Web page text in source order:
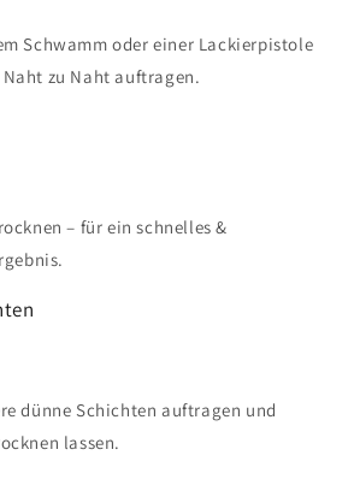
Schwamm oder einer Lackierpistole
zu Naht auftragen.
– für ein schnelles &
dünne Schichten auftragen und
lassen.